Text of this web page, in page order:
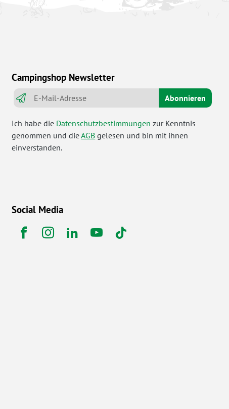
Campingshop Newsletter
Abonnieren
Ich habe die Datenschutzbestimmungen zur Kenntnis
genommen und dieAGB gelesen und bin mit ihnen
einverstanden.
Social Media